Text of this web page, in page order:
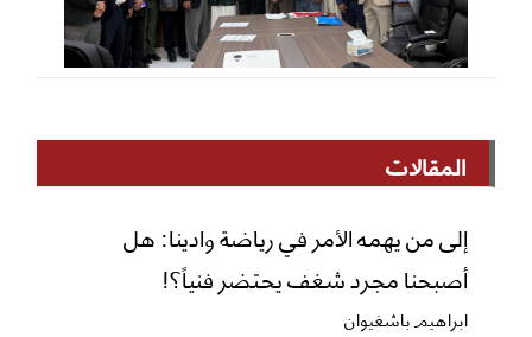
المقالات
إلى من يهمه الأمر في رياضة وادينا: هل
أصبحنا مجرد شغف يحتضر فنياً؟!
ابراهيم باشغيوان